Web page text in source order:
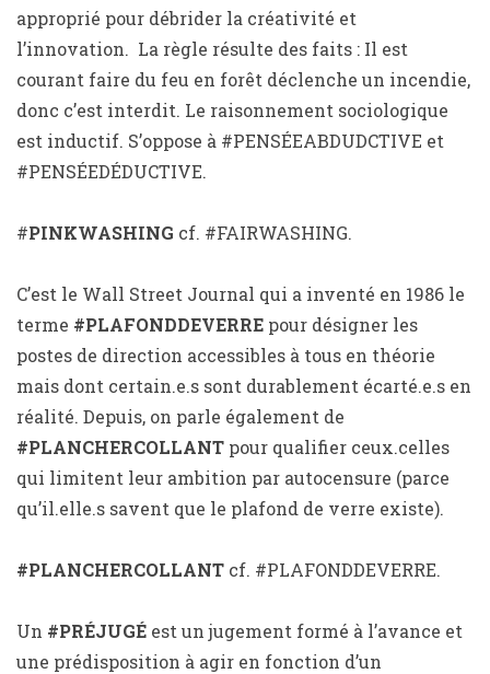
approprié pour débrider la créativité et
l’innovation. La règle résulte des faits : Il est
courant faire du feu en forêt déclenche un incendie,
donc c’est interdit. Le raisonnement sociologique
est inductif. S’oppose à #PENSÉEABDUDCTIVE et
#PENSÉEDÉDUCTIVE.
#PINKWASHING cf. #FAIRWASHING.
C’est le Wall Street Journal qui a inventé en 1986 le
terme #PLAFONDDEVERRE pour désigner les
postes de direction accessibles à tous en théorie
mais dont certain.e.s sont durablement écarté.e.s en
réalité. Depuis, on parle également de
#PLANCHERCOLLANT pour qualifier ceux.celles
qui limitent leur ambition par autocensure (parce
qu’il.elle.s savent que le plafond de verre existe).
#PLANCHERCOLLANT cf. #PLAFONDDEVERRE.
Un #PRÉJUGÉ est un jugement formé à l’avance et
une prédisposition à agir en fonction d’un